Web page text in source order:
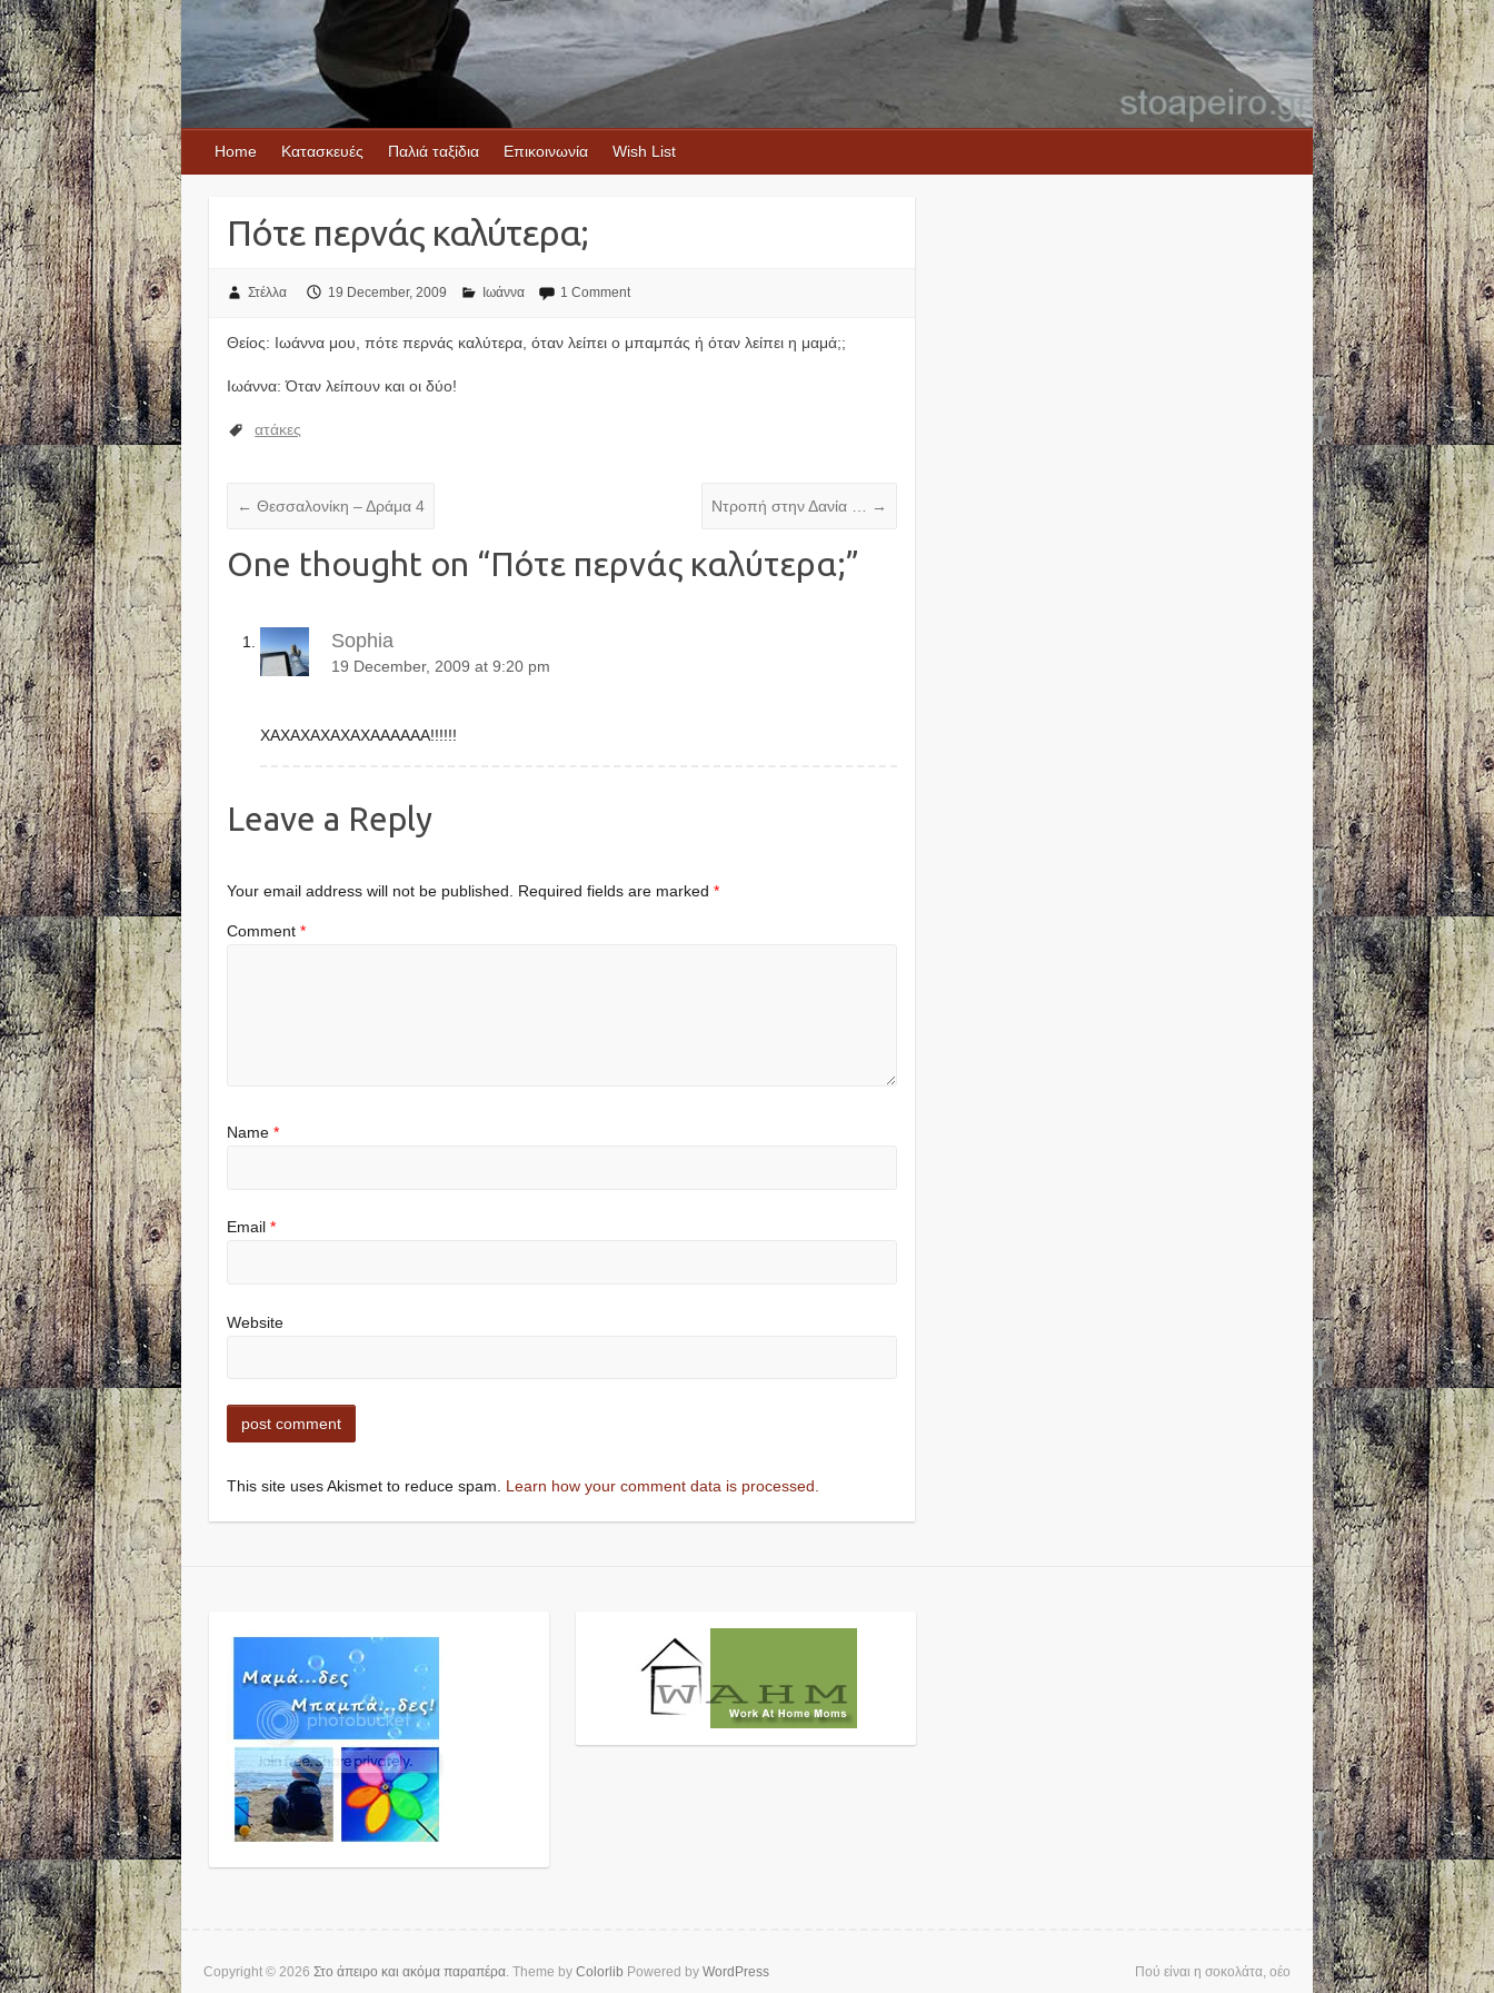
Home Κατασκευές Παλιά ταξίδια Επικοινωνία Wish List
Πότε περνάς καλύτερα;
Στέλλα 19 December, 2009 Ιωάννα 1 Comment
Θείος: Ιωάννα μου, πότε περνάς καλύτερα, όταν λείπει ο μπαμπάς ή όταν λείπει η μαμά;;
Ιωάννα: Όταν λείπουν και οι δύο!
ατάκες
← Θεσσαλονίκη – Δράμα 4 Ντροπή στην Δανία … →
One thought on “Πότε περνάς καλύτερα;”
Sophia
19 December, 2009 at 9:20 pm
ΧΑΧΑΧΑΧΑΧΑΧΑΑΑΑΑΑ!!!!!!
Leave a Reply
Your email address will not be published. Required fields are marked*
Comment*
Name*
Email*
Website
This site uses Akismet to reduce spam. Learn how your comment data is processed.
Copyright © 2026 Στο άπειρο και ακόμα παραπέρα. Theme by Colorlib Powered by WordPress Πού είναι η σοκολάτα, οέο